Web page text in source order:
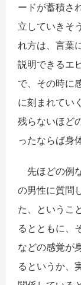
ードが蓄積さ
立していきそ
れ方は、言葉
説明できるエ
で、その時に
に刻まれてい
残らないほど
ったならば身
先ほどの例
の男性に質問
た、というこ
るとともに、
などの感覚が
るというか、